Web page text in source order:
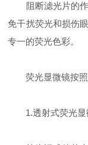
阻断滤光片的作
免干扰荧光和损伤
专一的荧光色彩。
荧光显微镜按照
1.透射式荧光显